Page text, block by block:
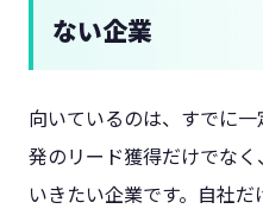
ない企業
向いているのは、すでに
発のリード獲得だけでな
いきたい企業です。自社